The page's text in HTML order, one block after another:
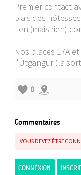
Premier contact
biais des
rien (mais rien)
Nos places 17A
l'Ùtgangur (la
0
Commentaires
VOUS DEVEZ ÊTRE
CONNEXION